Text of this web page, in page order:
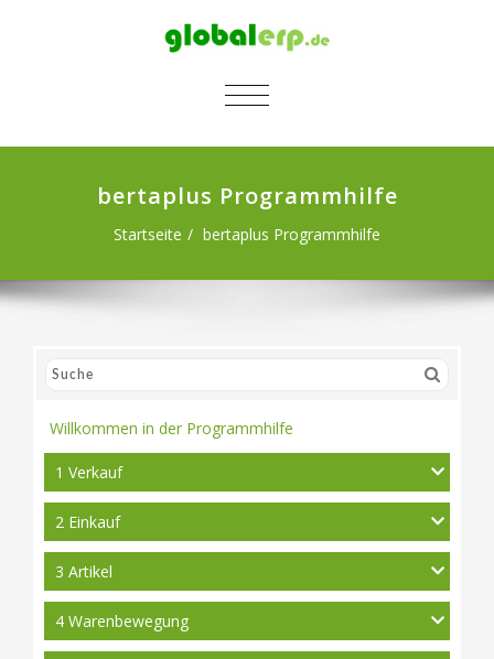
SCHALTE NAVIGATION
bertaplus Programmhilfe
Startseite bertaplus Programmhilfe
Willkommen in der Programmhilfe
1 Verkauf
2 Einkauf
3 Artikel
4 Warenbewegung